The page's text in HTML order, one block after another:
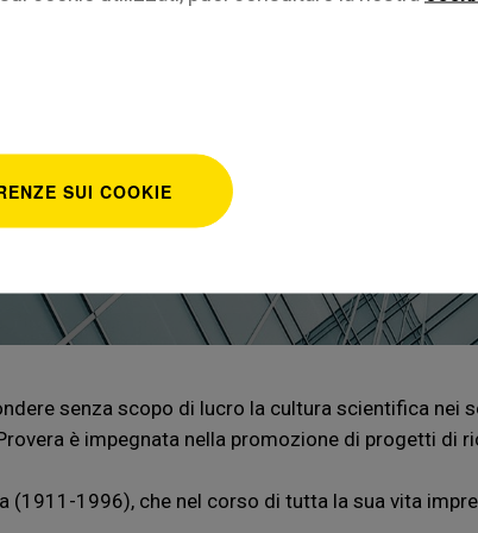
SUI COOKIE
storia che
senza scopo di lucro la cultura scientifica nei
è impegnata nella promozione di progetti di
(1911-1996), che nel corso di tutta la sua vita